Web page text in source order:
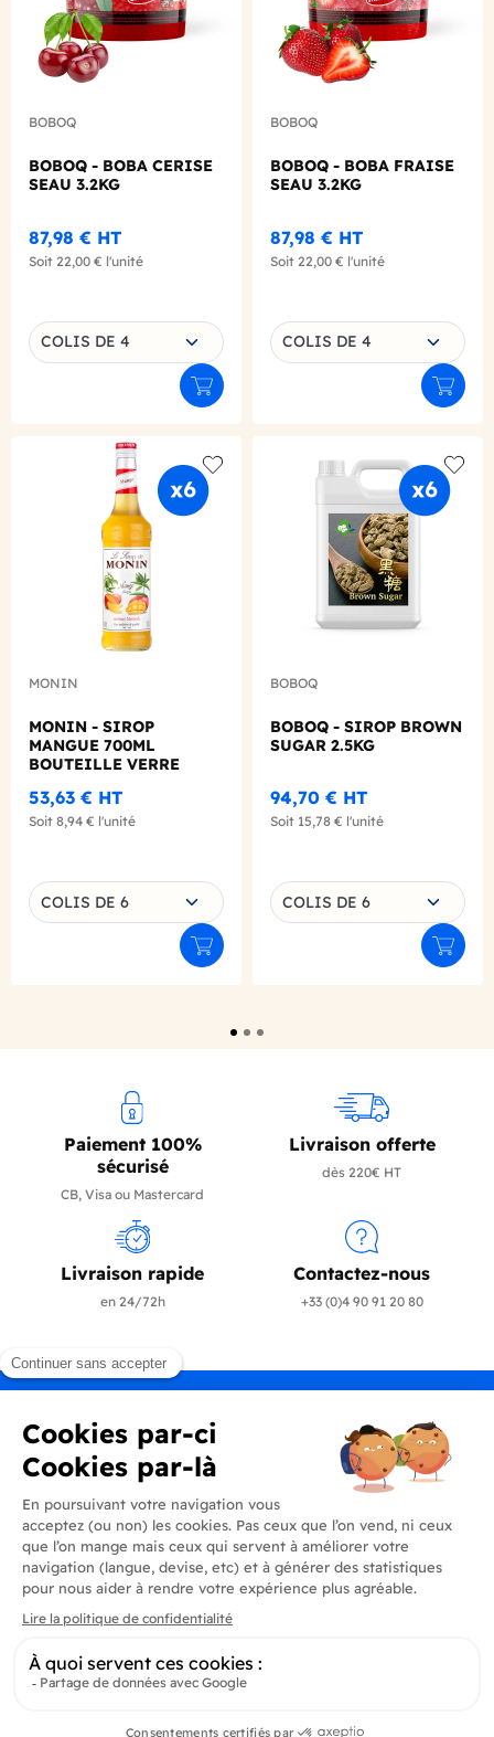
BOBOQ
BOBOQ - BOBA CERISE
SEAU 3.2KG
87,98 € HT
Soit 22,00 € l'unité
Choisissez une déclinaison
COLIS DE 4
Ajouter au panier
BOBOQ
BOBOQ - BOBA FRAISE
SEAU 3.2KG
87,98 € HT
Soit 22,00 € l'unité
Choisissez une déclinaison
COLIS DE 4
Add to wishlist
MONIN
MONIN - SIROP
MANGUE 700ML
BOUTEILLE VERRE
53,63 € HT
Soit 8,94 € l'unité
Choisissez une déclinaison
COLIS DE 6
Ajouter au panier
Add
BOBOQ
BOBOQ - SIROP BROWN
SUGAR 2.5KG
94,70 € HT
Soit 15,78 € l'unité
Choisissez une déclinaison
COLIS DE 6
Paiement 100%
sécurisé
CB, Visa ou Mastercard
Livraison offerte
dès 220€ HT
Livraison rapide
en 24/72h
Contactez-nous
+33 (0)4 90 91 20 80
Produits